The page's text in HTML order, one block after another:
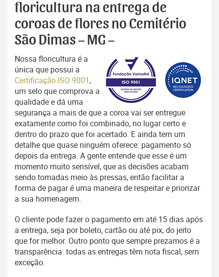
floricultura na entrega de
coroas de flores no Cemitério
São Dimas – MG –
Nossa floricultura é a
única que possui a
Certificação ISO 9001,
um selo que comprova a
qualidade e dá uma
segurança a mais de que a coroa vai ser entregue
exatamente como foi combinado, no lugar certo e
dentro do prazo que foi acertado. E ainda tem um
detalhe que quase ninguém oferece: pagamento só
depois da entrega. A gente entende que esse é um
momento muito sensível, que as decisões acabam
sendo tomadas meio às pressas, então facilitar a
forma de pagar é uma maneira de respeitar e priorizar
a sua homenagem.
O cliente pode fazer o pagamento em até 15 dias após
a entrega, seja por boleto, cartão ou até pix, do jeito
que for melhor. Outro ponto que sempre prezamos é a
transparência: todas as entregas têm nota fiscal, sem
exceção.